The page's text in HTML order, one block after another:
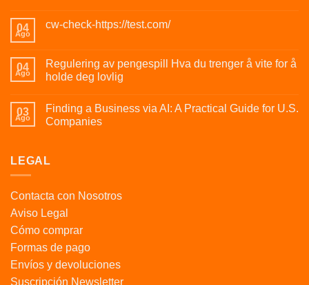
04
Ago
cw-check-https://test.com/
04
Ago
Regulering av pengespill Hva du trenger å vite for å
holde deg lovlig
03
Ago
Finding a Business via AI: A Practical Guide for U.S.
Companies
LEGAL
Contacta con Nosotros
Aviso Legal
Cómo comprar
Formas de pago
Envíos y devoluciones
Suscripción Newsletter